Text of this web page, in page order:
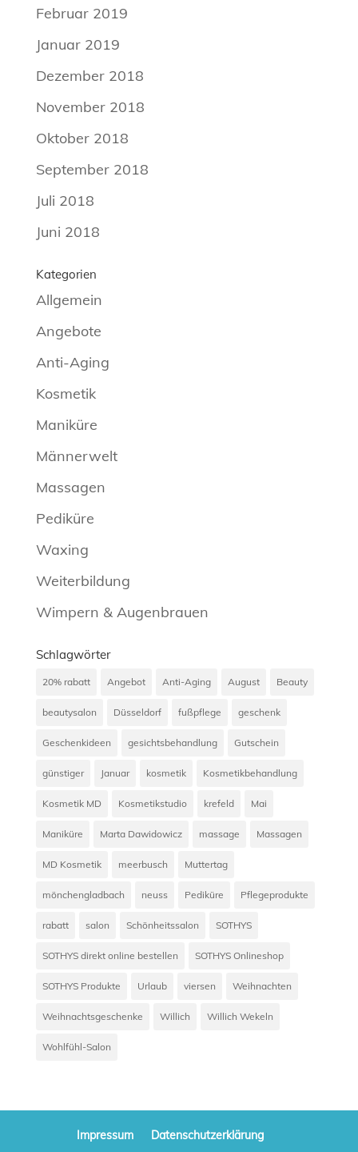
Februar 2019
Januar 2019
Dezember 2018
November 2018
Oktober 2018
September 2018
Juli 2018
Juni 2018
Kategorien
Allgemein
Angebote
Anti-Aging
Kosmetik
Maniküre
Männerwelt
Massagen
Pediküre
Waxing
Weiterbildung
Wimpern & Augenbrauen
Schlagwörter
20% rabatt Angebot Anti-Aging August Beauty
beautysalon Düsseldorf fußpflege geschenk
Geschenkideen gesichtsbehandlung Gutschein
günstiger Januar kosmetik Kosmetikbehandlung
Kosmetik MD Kosmetikstudio krefeld Mai
Maniküre Marta Dawidowicz massage Massagen
MD Kosmetik meerbusch Muttertag
mönchengladbach neuss Pediküre Pflegeprodukte
rabatt salon Schönheitssalon SOTHYS
SOTHYS direkt online bestellen SOTHYS Onlineshop
SOTHYS Produkte Urlaub viersen Weihnachten
Weihnachtsgeschenke Willich Willich Wekeln
Wohlfühl-Salon
Impressum Datenschutzerklärung